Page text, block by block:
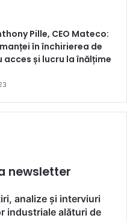
Pille, CEO Mateco:
în închirierea de
și lucru la înălțime
newsletter
analize și interviuri
industriale alături de